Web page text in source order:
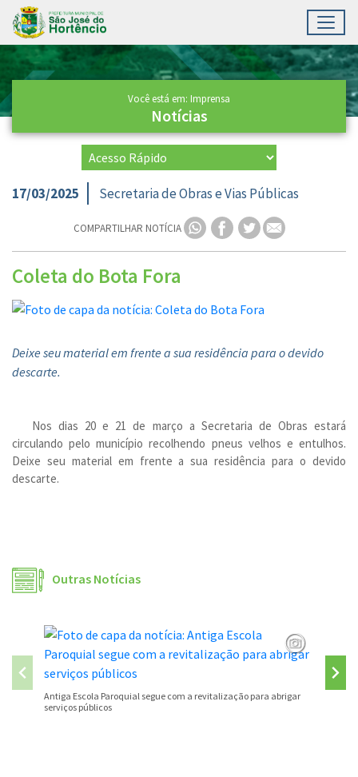
Ir para conteúdo principal
Conteúdo Principal
Você está em: Imprensa
Notícias
17/03/2025 Secretaria de Obras e Vias Públicas
COMPARTILHAR NOTÍCIA
Coleta do Bota Fora
Deixe seu material em frente a sua residência para o devido
descarte.
Nos dias 20 e 21 de março a Secretaria de Obras estará
circulando pelo município recolhendo pneus velhos e entulhos.
Deixe seu material em frente a sua residência para o devido
descarte.
Outras Notícias
Antiga Escola Paroquial segue com a revitalização para abrigar
serviços públicos
São